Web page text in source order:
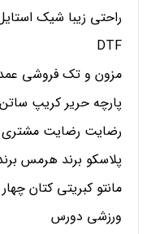
راحتی زیبا شیک
DTF
پارچه حریر کریپ ساتن
رضایت رضایت مشتری
پلاسکو برند هرمس
مانتو کبریتی کتان
ورزشی دورس